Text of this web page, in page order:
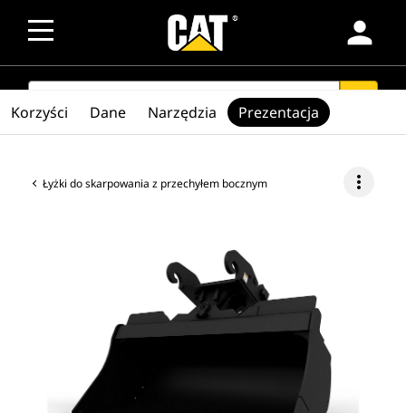
person
SEARCH
Łyżki do skarpowania z przechyłem bocznym more_vert
Korzyści Dane Narzędzia Prezentacja